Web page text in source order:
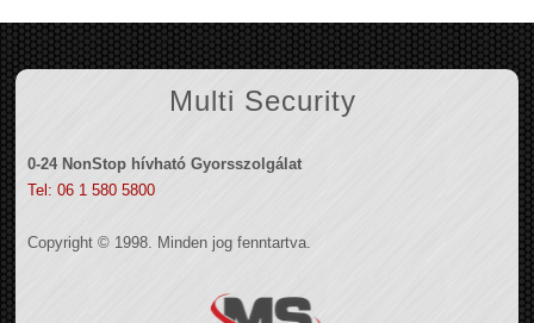
Multi Security
0-24 NonStop hívható Gyorsszolgálat
Tel: 06 1 580 5800
Copyright © 1998. Minden jog fenntartva.